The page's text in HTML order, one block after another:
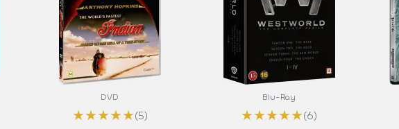
DVD
★★★★★(5)
Blu-Ray
★★★★★(6)